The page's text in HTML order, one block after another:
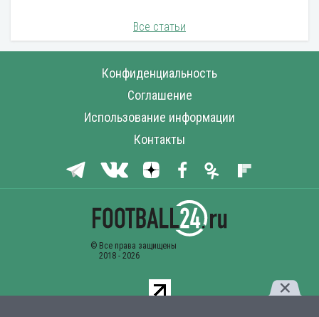
Все статьи
Конфиденциальность
Соглашение
Использование информации
Контакты